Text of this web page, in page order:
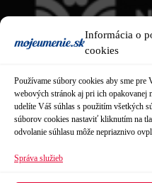
Informácia o
cookies
Používame súbory cookies aby sme pre
webových stránok aj pri ich opakovanej
udelíte Váš súhlas s použitím všetkých
súborov cookies nastaviť kliknutím na
odvolanie súhlasu môže nepriaznivo
Správa služieb